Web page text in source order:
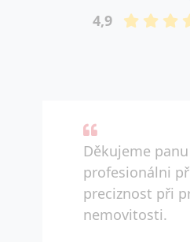
4,9
Děkujeme panu
profesionálni
preciznost při
nemovitosti.